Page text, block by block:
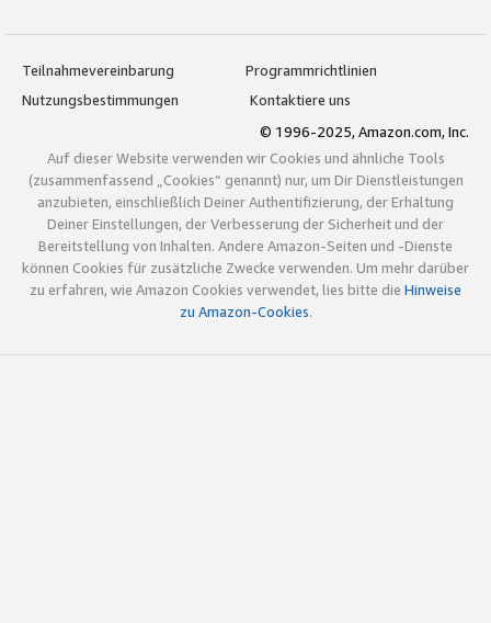
Teilnahmevereinbarung
Programmrichtlinien
Nutzungsbestimmungen
Kontaktiere uns
© 1996-2025, Amazon.com, Inc.
Auf dieser Website verwenden wir Cookies und ähnliche Tools
(zusammenfassend „Cookies“ genannt) nur, um Dir Dienstleistungen
anzubieten, einschließlich Deiner Authentifizierung, der Erhaltung
Deiner Einstellungen, der Verbesserung der Sicherheit und der
Bereitstellung von Inhalten. Andere Amazon-Seiten und -Dienste
können Cookies für zusätzliche Zwecke verwenden. Um mehr darüber
zu erfahren, wie Amazon Cookies verwendet, lies bitte die Hinweise
zu Amazon-Cookies.